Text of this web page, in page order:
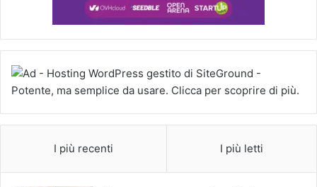
I più recenti I più letti